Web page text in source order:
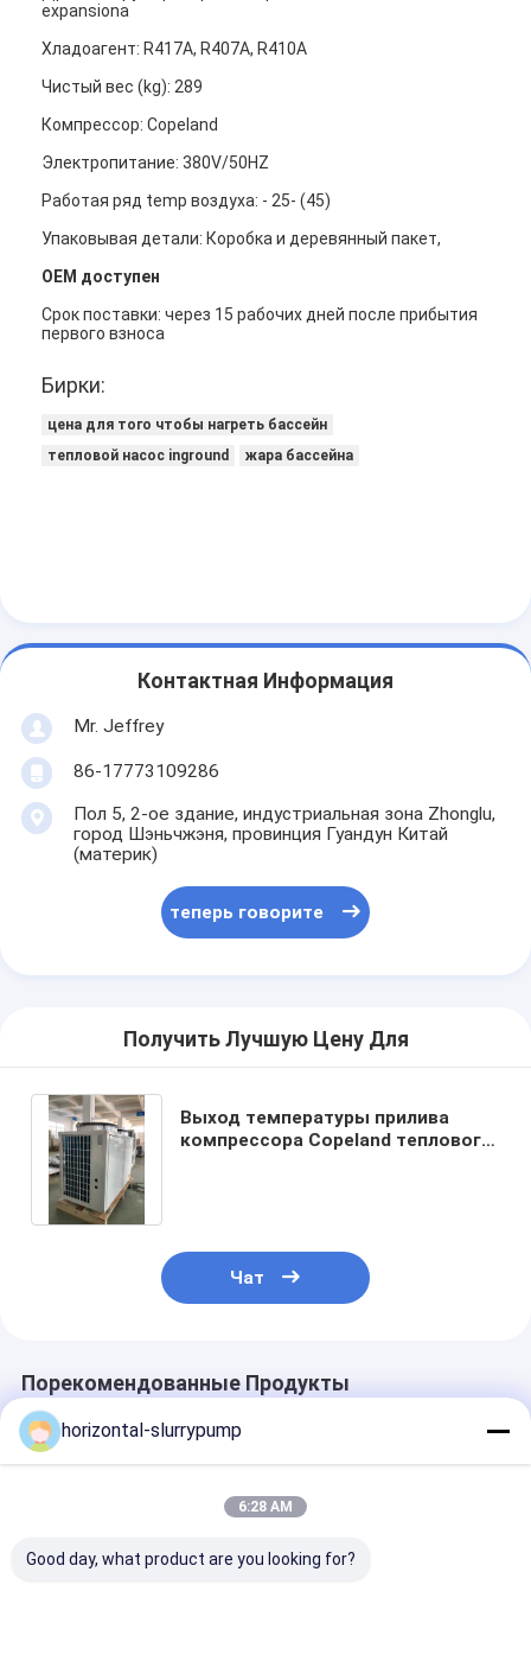
expansiona
Хладоагент: R417A, R407A, R410A
Чистый вес (kg): 289
Компрессор: Copeland
Электропитание: 380V/50HZ
Работая ряд temp воздуха: - 25- (45)
Упаковывая детали: Коробка и деревянный пакет,
OEM доступен
Срок поставки: через 15 рабочих дней после прибытия
первого взноса
Бирки:
цена для того чтобы нагреть бассейн
тепловой насос inground
жара бассейна
Контактная Информация
Mr. Jeffrey
86-17773109286
Пол 5, 2-ое здание, индустриальная зона Zhonglu,
город Шэньчжэня, провинция Гуандун Китай
(материк)
теперь говорите
Получить Лучшую Цену Для
Выход температуры прилива
компрессора Copeland теплового
Чат
Порекомендованные Продукты
horizontal-slurrypump
6:28 AM
Good day, what product are you looking for?